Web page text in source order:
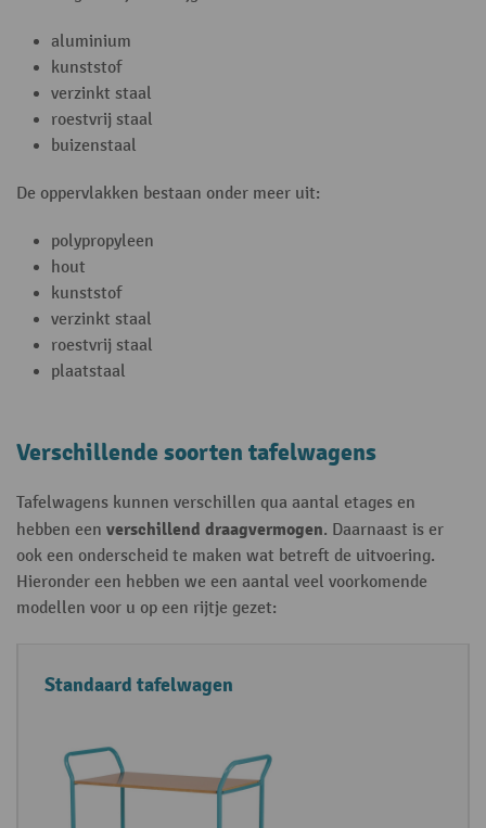
aluminium
kunststof
verzinkt staal
roestvrij staal
buizenstaal
De oppervlakken bestaan onder meer uit:
polypropyleen
hout
kunststof
verzinkt staal
roestvrij staal
plaatstaal
Verschillende soorten tafelwagens
Tafelwagens kunnen verschillen qua aantal etages en
hebben een verschillend draagvermogen. Daarnaast is er
ook een onderscheid te maken wat betreft de uitvoering.
Hieronder een hebben we een aantal veel voorkomende
modellen voor u op een rijtje gezet:
U
v
o
S
c
Standaard tafelwagen